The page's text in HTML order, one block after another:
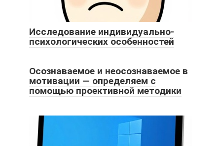
Исследование индивидуально-
психологических особенностей
Осознаваемое и неосознаваемое в
мотивации — определяем с
помощью проективной методики